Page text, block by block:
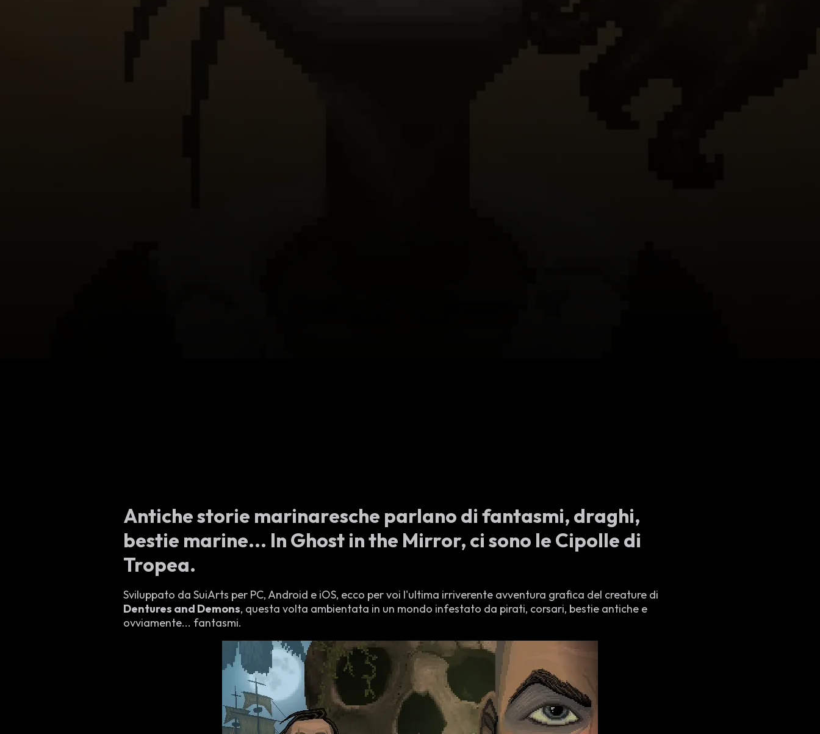
Antiche storie marinaresche parlano di fantasmi, draghi,
bestie marine... In Ghost in the Mirror, ci sono le Cipolle di
Tropea.
Sviluppato da SuiArts per PC, Android e iOS, ecco per voi l'ultima irriverente avventura grafica del creature di
Dentures and Demons, questa volta ambientata in un mondo infestato da pirati, corsari, bestie antiche e
ovviamente... fantasmi.